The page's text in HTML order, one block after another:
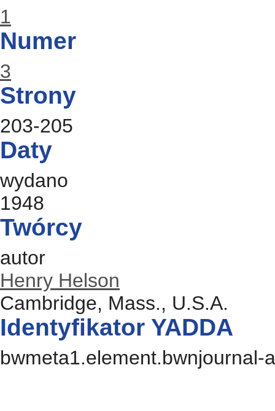
1
Numer
3
Strony
203-205
Daty
wydano
1948
Twórcy
autor
Henry Helson
Cambridge, Mass., U.S.A.
Identyfikator YADDA
bwmeta1.element.bwnjournal-